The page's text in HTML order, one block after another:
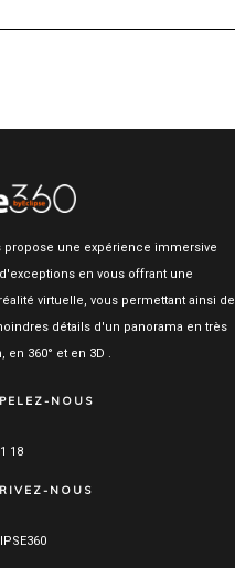
propose une expérience immersive
en vous offrant une
virtuelle, vous permettant ainsi de
détails d'un panorama en très
360° et en 3D .
NOUS
18
NOUS